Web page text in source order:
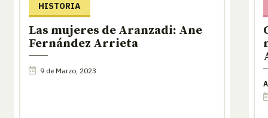
HISTORIA
Las mujeres de Aranzadi: Ane
Fernández Arrieta
9 de Marzo, 2023